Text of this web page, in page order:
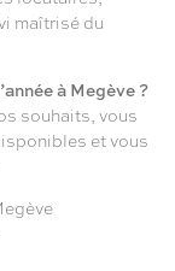
maîtrisé du
à Megève ?
souhaits, vous
et vous